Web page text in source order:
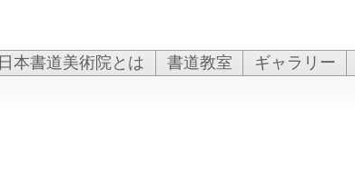
日本書道美術院とは 書道教室 ギャラリー